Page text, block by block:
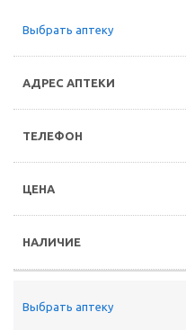
Выбрать аптеку
Выбрать аптеку